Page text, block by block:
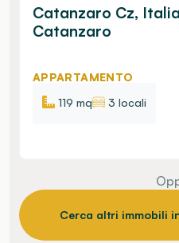
Catanzaro Cz,
Catanzaro
APPARTAMENTO
119 mq
3 locali
Cerca altri immobili